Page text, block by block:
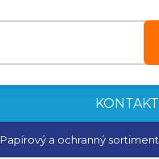
Papírový a ochranný sortiment